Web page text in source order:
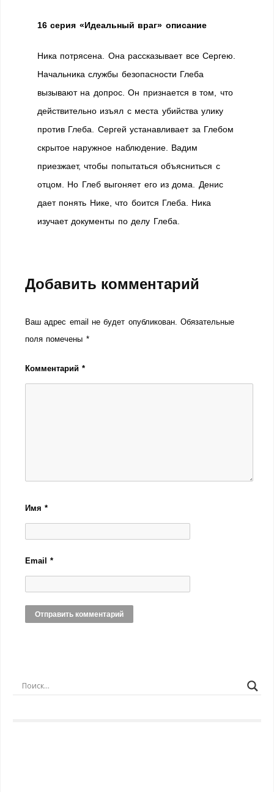
16 серия «Идеальный враг» описание
Ника потрясена. Она рассказывает все Сергею.
Начальника службы безопасности Глеба
вызывают на допрос. Он признается в том, что
действительно изъял с места убийства улику
против Глеба. Сергей устанавливает за Глебом
скрытое наружное наблюдение. Вадим
приезжает, чтобы попытаться объясниться с
отцом. Но Глеб выгоняет его из дома. Денис
дает понять Нике, что боится Глеба. Ника
изучает документы по делу Глеба.
Добавить комментарий
Ваш адрес email не будет опубликован. Обязательные
поля помечены *
Комментарий*
Имя*
Email*